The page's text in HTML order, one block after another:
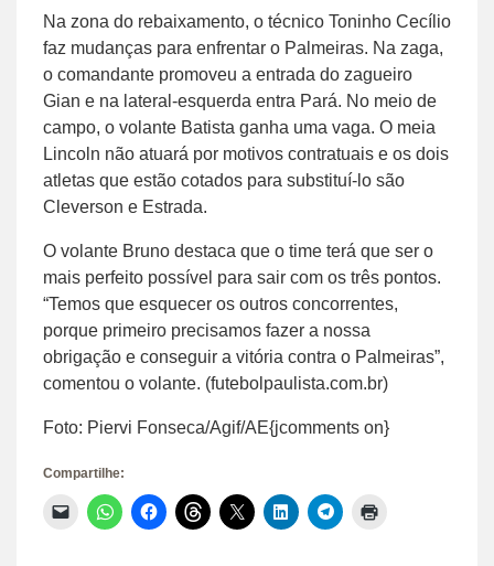
Na zona do rebaixamento, o técnico Toninho Cecílio
faz mudanças para enfrentar o Palmeiras. Na zaga,
o comandante promoveu a entrada do zagueiro
Gian e na lateral-esquerda entra Pará. No meio de
campo, o volante Batista ganha uma vaga. O meia
Lincoln não atuará por motivos contratuais e os dois
atletas que estão cotados para substituí-lo são
Cleverson e Estrada.
O volante Bruno destaca que o time terá que ser o
mais perfeito possível para sair com os três pontos.
“Temos que esquecer os outros concorrentes,
porque primeiro precisamos fazer a nossa
obrigação e conseguir a vitória contra o Palmeiras”,
comentou o volante. (futebolpaulista.com.br)
Foto: Piervi Fonseca/Agif/AE{jcomments on}
Compartilhe:
Clique
para
Clique
para
Clique
para
Clique
para
Clique
para
Clique
para
Clique
para